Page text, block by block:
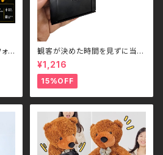
間
2
充
観客が決めた時間を見ずに当て
る - Guess the Time
¥1,216
15%OFF